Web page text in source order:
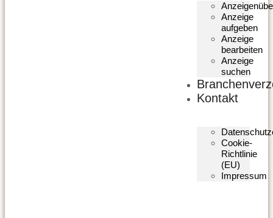
Anzeige
aufgeben
Anzeige
bearbeiten
Anzeige
suchen
Kontakt
Cookie-
Richtlinie
(EU)
Impressum